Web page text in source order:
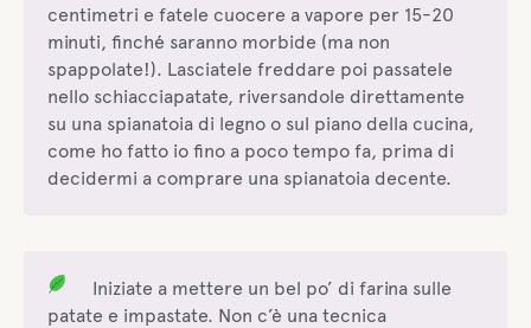
centimetri e fatele cuocere a vapore per 15-20
minuti, finché saranno morbide (ma non
spappolate!). Lasciatele freddare poi passatele
nello schiacciapatate, riversandole direttamente
su una spianatoia di legno o sul piano della cucina,
come ho fatto io fino a poco tempo fa, prima di
decidermi a comprare una spianatoia decente.
Iniziate a mettere un bel po’ di farina sulle
patate e impastate. Non c’è una tecnica